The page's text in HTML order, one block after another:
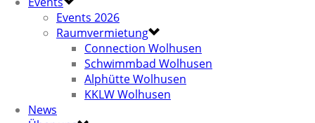
Events 2026
Raumvermietung
Connection Wolhusen
Schwimmbad Wolhusen
Alphütte Wolhusen
KKLW Wolhusen
News